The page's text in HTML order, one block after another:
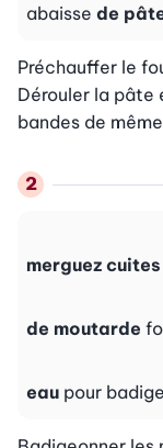
abaisse de
Préchauffer le
Dérouler la pâte
bandes de
merguez cuites
de moutarde
eau pour